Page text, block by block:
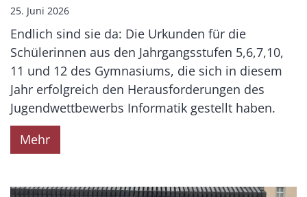
25. Juni 2026
Endlich sind sie da: Die Urkunden für die
Schülerinnen aus den Jahrgangsstufen 5,6,7,10,
11 und 12 des Gymnasiums, die sich in diesem
Jahr erfolgreich den Herausforderungen des
Jugendwettbewerbs Informatik gestellt haben.
Mehr